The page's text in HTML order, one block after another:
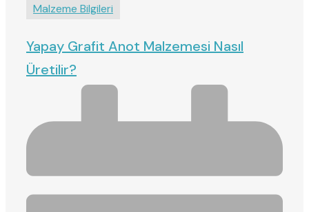
Malzeme Bilgileri
Yapay Grafit Anot Malzemesi Nasıl
Üretilir?